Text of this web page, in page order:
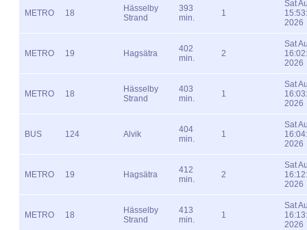
METRO 18
Hässelby
Strand
393
min.
1
Sat
2026
METRO 19 Hagsätra
402
min.
2
Sat
2026
METRO 18
Hässelby
Strand
403
min.
1
Sat
2026
BUS 124 Alvik
404
min.
1
Sat
2026
METRO 19 Hagsätra
412
min.
2
Sat
2026
METRO 18
Hässelby
Strand
413
min.
1
Sat
2026